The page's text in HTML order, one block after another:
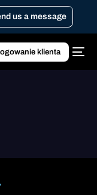
us a message
klienta